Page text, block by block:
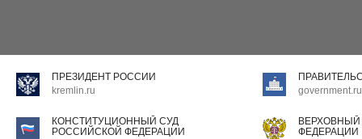
ПРЕЗИДЕНТ РОССИИ
kremlin.ru
government.ru
КОНСТИТУЦИОННЫЙ СУД
РОССИЙСКОЙ ФЕДЕРАЦИИ
ФЕДЕРАЦИИ